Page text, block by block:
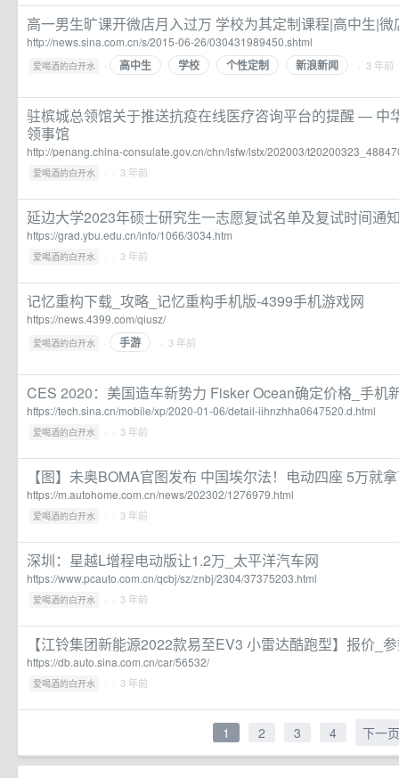
高一男生旷课开微店月入过万 学校为其定制课程|高中生|
http://news.sina.com.cn/s/2015-06-26/030431989450.shtml
爱喝酒的白开水 · 高中生 学校 个性定制 新浪新闻 · 3 年前
驻槟城总领馆关于推送抗疫在线医疗咨询平台的提醒 — 中
领事馆
http://penang.china-consulate.gov.cn/chn/lsfw/lstx/202003/
爱喝酒的白开水 · · 3 年前
延边大学2023年硕士研究生一志愿复试名单及复试时间通
https://grad.ybu.edu.cn/info/1066/3034.htm
爱喝酒的白开水 · · 3 年前
记忆重构下载_攻略_记忆重构手机版-4399手机游戏网
https://news.4399.com/qiusz/
爱喝酒的白开水 · 手游 · 3 年前
CES 2020：美国造车新势力 Fisker Ocean确定价格_手机
https://tech.sina.cn/mobile/xp/2020-01-06/detail-iihnzhha0647520.d.html
爱喝酒的白开水 · · 3 年前
【图】未奥BOMA官图发布 中国埃尔法！电动四座 5万就
https://m.autohome.com.cn/news/202302/1276979.html
爱喝酒的白开水 · · 3 年前
深圳：星越L增程电动版让1.2万_太平洋汽车网
https://www.pcauto.com.cn/qcbj/sz/znbj/2304/37375203.html
爱喝酒的白开水 · · 3 年前
【江铃集团新能源2022款易至EV3 小雷达酷跑型】报价_
https://db.auto.sina.com.cn/car/56532/
爱喝酒的白开水 · · 3 年前
1 2 3 4 下一页